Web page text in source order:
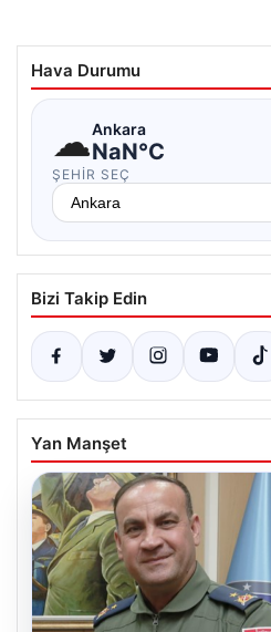
Hava Durumu
☁Ankara
NaN°C
ŞEHIR SEÇ
Bizi Takip Edin
Yan Manşet